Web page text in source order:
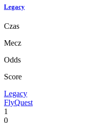
Legacy
Czas
Mecz
Odds
Score
Legacy
FlyQuest
1
0